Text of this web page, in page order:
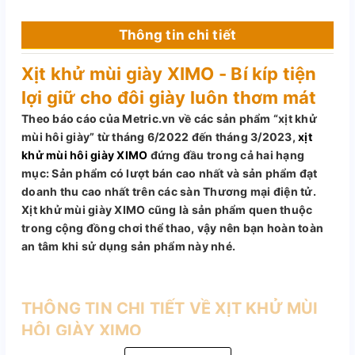
Thông tin chi tiết
Xịt khử mùi giày XIMO - Bí kíp tiện
lợi giữ cho đôi giày luôn thơm mát
Theo báo cáo của Metric.vn về các sản phẩm “xịt khử
mùi hôi giày” từ tháng 6/2022 đến tháng 3/2023, xịt
khử mùi hôi giày XIMO đứng đầu trong cả hai hạng
mục: Sản phẩm có lượt bán cao nhất và sản phẩm đạt
doanh thu cao nhất trên các sàn Thương mại điện tử.
Xịt khử mùi giày XIMO cũng là sản phẩm quen thuộc
trong cộng đồng chơi thể thao, vậy nên bạn hoàn toàn
an tâm khi sử dụng sản phẩm này nhé.
THÔNG TIN CHI TIẾT VỀ XỊT KHỬ MÙI
HÔI GIÀY XIMO
Thương hiệu: XIMO